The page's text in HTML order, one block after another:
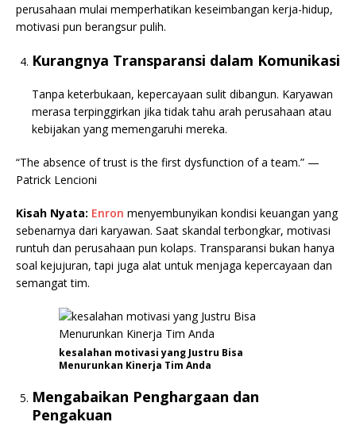
perusahaan mulai memperhatikan keseimbangan kerja-hidup,
motivasi pun berangsur pulih.
Kurangnya Transparansi dalam Komunikasi
Tanpa keterbukaan, kepercayaan sulit dibangun. Karyawan
merasa terpinggirkan jika tidak tahu arah perusahaan atau
kebijakan yang memengaruhi mereka.
“The absence of trust is the first dysfunction of a team.” —
Patrick Lencioni
Kisah Nyata: Enron menyembunyikan kondisi keuangan yang
sebenarnya dari karyawan. Saat skandal terbongkar, motivasi
runtuh dan perusahaan pun kolaps. Transparansi bukan hanya
soal kejujuran, tapi juga alat untuk menjaga kepercayaan dan
semangat tim.
kesalahan motivasi yang Justru Bisa
Menurunkan Kinerja Tim Anda
Mengabaikan Penghargaan dan
Pengakuan